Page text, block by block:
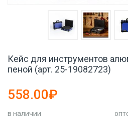
Кейс для инструментов
пеной (арт. 25-19082723)
558.00₽
в наличии